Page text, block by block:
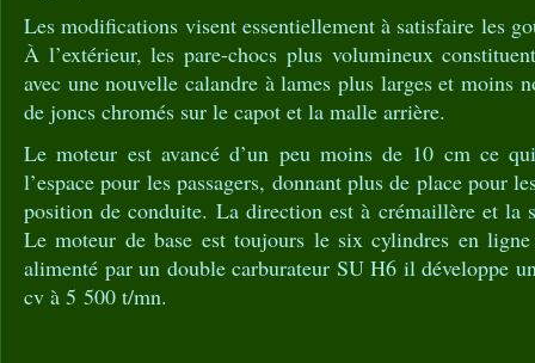
Les modifications visent essentiellement à satisfaire les
À l’extérieur, les pare-chocs plus volumineux
avec une nouvelle calandre à lames plus larges et moins
de joncs chromés sur le capot et la malle arrière.
Le moteur est avancé d’un peu moins de 10 cm ce
l’espace pour les passagers, donnant plus de place pour
position de conduite. La direction est à crémaillère et la
Le moteur de base est toujours le six cylindres en
alimenté par un double carburateur SU H6 il développe
cv à 5 500 t/mn.